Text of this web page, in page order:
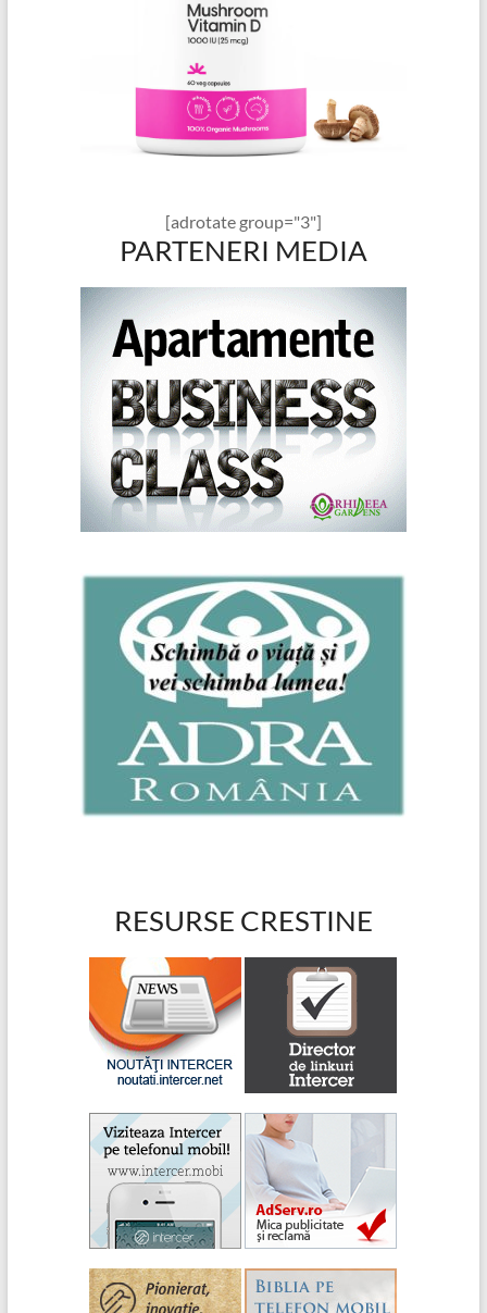
[adrotate group="3"]
PARTENERI MEDIA
RESURSE CRESTINE